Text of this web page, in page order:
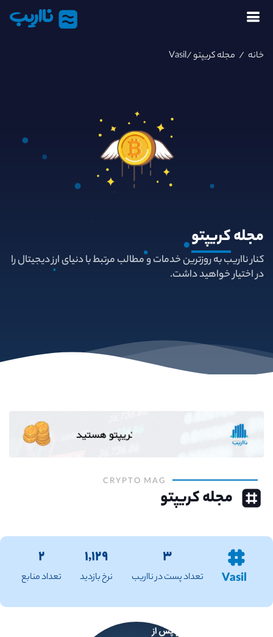
نااریب
خانه / مجله کریپتو/Vasil
مجلهکریپتو
کنار نااریب به روزترین خدمات و مطالب مرتبط با دنیای ارز دیجیتال را
در اختیار خواهید داشت.
CRYPTO MAG
مجله کریپتو
Vasil
۳
تعداد پست در نااریب
۱,۱۲۹
نرخ بازدید
۲
تعداد منابع